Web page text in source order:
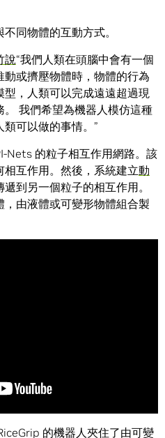
同物體的互動方式。
說“我們人類在頭腦中會有一個
或擠壓物體時，物體的行為
，人類可以完成遠遠超過現
我們希望為機器人模仿這種
可以做的事情。”
Nets 的粒子相互作用網路。該
互作用。然後，系統建立動
遞到另一個粒子的相互作用。
由液體或可變形物體組合製
的機器人夾住了由可變